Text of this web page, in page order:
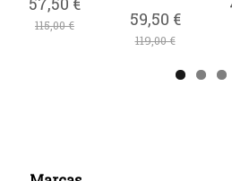
115,00 € 59,50 €
119,00 €